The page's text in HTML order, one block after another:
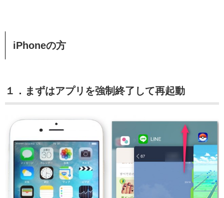
iPhoneの方
１．まずはアプリを強制終了して再起動